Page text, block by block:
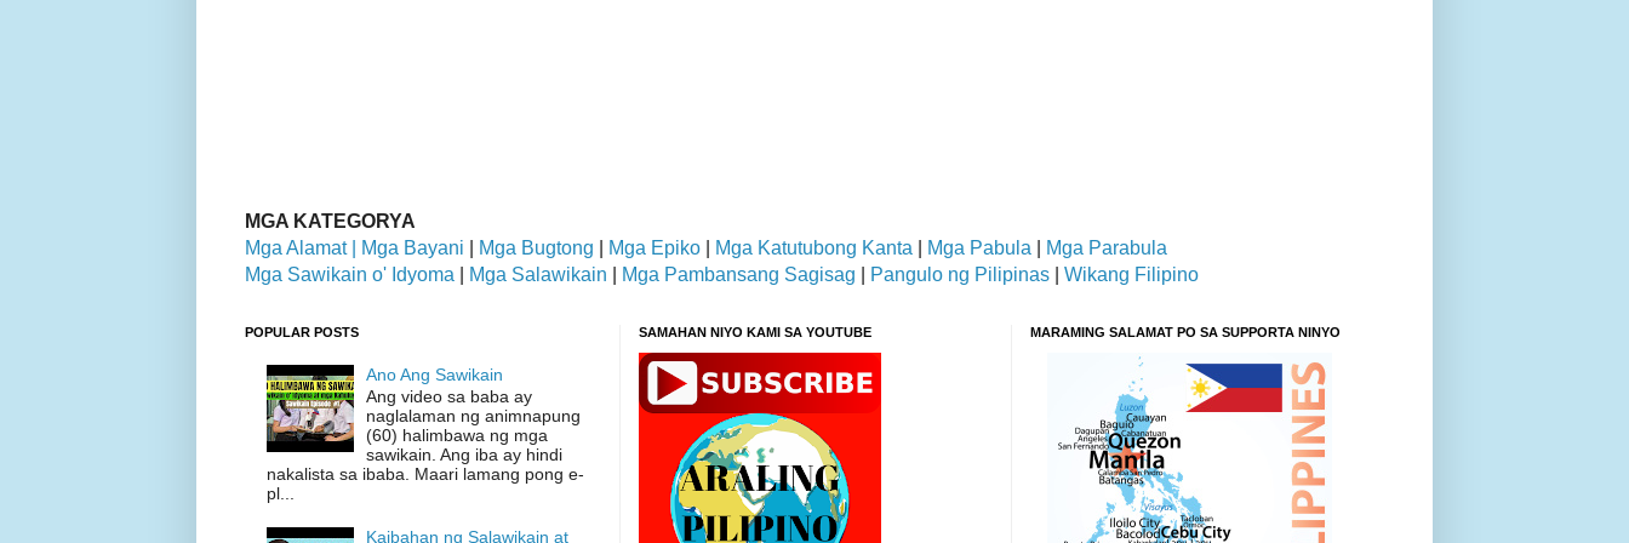
MGA KATEGORYA
Mga Alamat |
Mga Bayani Mga Bugtong Mga Epiko Mga Katutubong Kanta Mga Pabula
Mga Parabula
Mga Sawikain o' Idyoma
Mga Salawikain Mga Pambansang Sagisag Pangulo ng Pilipinas Wikang Filipino
POPULAR POSTS
Ano Ang Sawikain
Ang video sa baba ay
naglalaman ng animnapung
(60) halimbawa ng mga
sawikain. Ang iba ay hindi
nakalista sa ibaba. Maari lamang pong e-
pl...
Kaibahan ng Salawikain at
SAMAHAN NIYO KAMI SA YOUTUBE MARAMING SALAMAT PO SA SUPPORTA NINYO